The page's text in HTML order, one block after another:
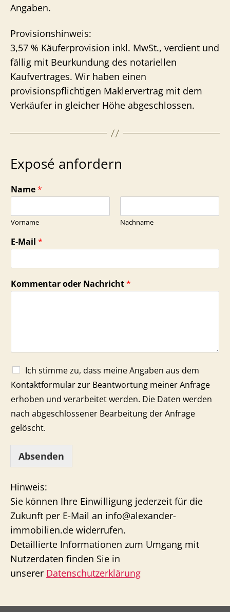
Angaben.
Provisionshinweis:
3,57 % Käuferprovision inkl. MwSt., verdient und
fällig mit Beurkundung des notariellen
Kaufvertrages. Wir haben einen
provisionspflichtigen Maklervertrag mit dem
Verkäufer in gleicher Höhe abgeschlossen.
Exposé anfordern
Name*
Vorname Nachname
E-Mail *
Kommentar oder Nachricht*
Ich stimme zu, dass meine Angaben aus dem
Kontaktformular zur Beantwortung meiner Anfrage
erhoben und verarbeitet werden. Die Daten werden
nach abgeschlossener Bearbeitung der Anfrage
gelöscht.
Absenden
Hinweis:
Sie können Ihre Einwilligung jederzeit für die
Zukunft per E-Mail an info@alexander-
immobilien.de widerrufen.
Detaillierte Informationen zum Umgang mit
Nutzerdaten finden Sie in
unserer Datenschutzerklärung